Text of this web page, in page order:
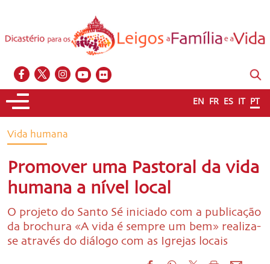
EN FR ES IT PT
Vida humana
Promover uma Pastoral da vida
humana a nível local
O projeto do Santo Sé iniciado com a publicação
da brochura «A vida é sempre um bem» realiza-
se através do diálogo com as Igrejas locais